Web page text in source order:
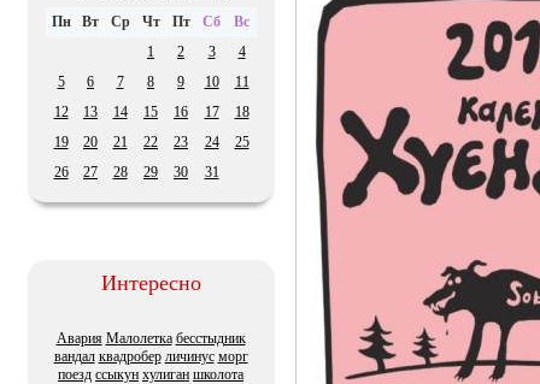
Пн
Вт Ср Чт Пт Сб
Вс
1
2 3
4
5
6 7 8 9 10
11
12
13 14 15 16 17
18
19
20 21 22 23 24
25
26
27 28 29 30 31
Интересно
Авария Малолетка бесстыдник
вандал квадробер личинус морг
поезд ссыкун хулиган школота